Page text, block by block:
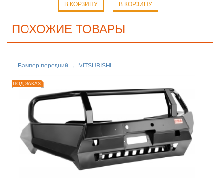
В КОРЗИНУ В КОРЗИНУ
ПОХОЖИЕ ТОВАРЫ
Бампер передний → MITSUBISHI
ПОД ЗАКАЗ